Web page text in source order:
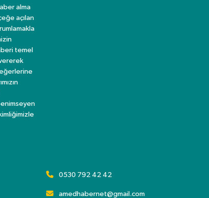
alma
açılan
temel
0530 792 42 42
amedhabernet@gmail.com